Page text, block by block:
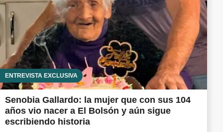
ENTREVISTA EXCLUSIVA
Senobia Gallardo: la mujer que con sus 104
años vio nacer a El Bolsón y aún sigue
escribiendo historia